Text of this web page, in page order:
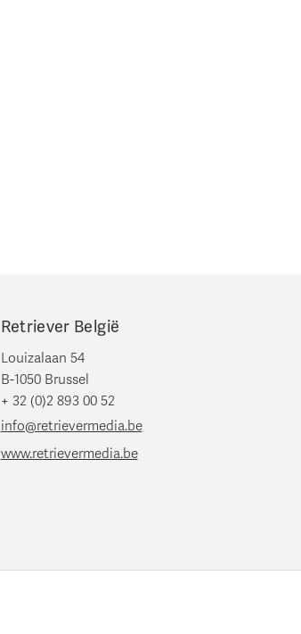
Retriever België
Louizalaan 54
B-1050 Brussel
+ 32 (0)2 893 00 52
info@retrievermedia.be
www.retrievermedia.be